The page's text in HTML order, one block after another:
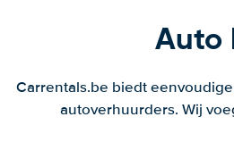
Auto
Carrentals.be biedt
autoverhuurders. Wij